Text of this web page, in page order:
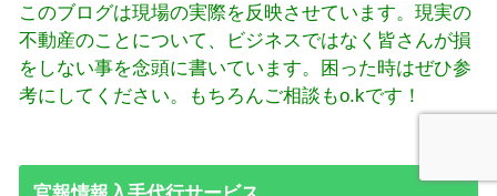
このブログは現場の実際を反映させています。現実の
不動産のことについて、ビジネスではなく皆さんが損
をしない事を念頭に書いています。困った時はぜひ参
考にしてください。もちろんご相談もo.kです！